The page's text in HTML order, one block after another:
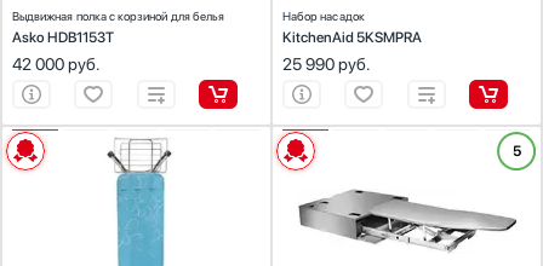
Выдвижная полка с корзиной для белья
Asko HDB1153T
42 000руб.
Набор насадок
KitchenAid 5KSMPRA
25 990руб.
ХАРАКТЕРИСТИКИ
Предназначение:
для парогенераторов
поверхность чехла: 100% хлопок,
подложка: 100% полиэстер
ХАРАКТЕРИСТИКИ
Предназначение:
для стиральных машин, для сушильных
Цвет:
нержавеющая сталь
5